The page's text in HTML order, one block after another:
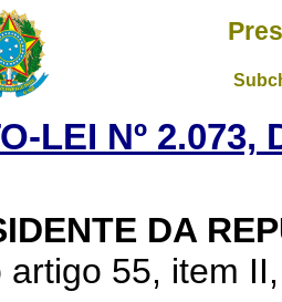
LEI Nº 2.073,
DA
artigo 55, item